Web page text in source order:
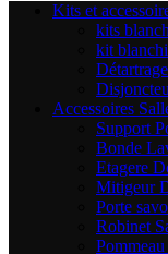
Kits et
kits
kit
Accessoires
Support
Bonde
Etagere
Mitigeur
Porte
Robinet